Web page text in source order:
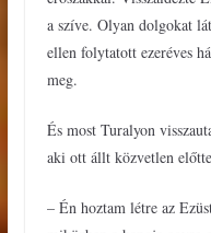
a szíve. Olyan dolgokat
ellen folytatott ezeréves
meg.
És most Turalyon
aki ott állt közvetlen
– Én hoztam létre az